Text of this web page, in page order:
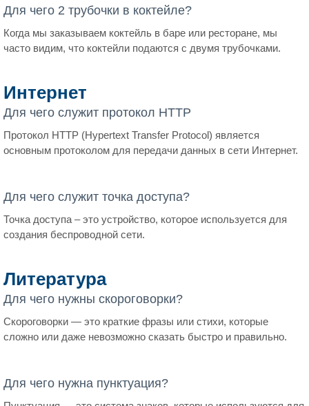
Для чего 2 трубочки в коктейле?
Когда мы заказываем коктейль в баре или ресторане, мы
часто видим, что коктейли подаются с двумя трубочками.
Интернет
Для чего служит протокол HTTP
Протокол HTTP (Hypertext Transfer Protocol) является
основным протоколом для передачи данных в сети Интернет.
Для чего служит точка доступа?
Точка доступа – это устройство, которое используется для
создания беспроводной сети.
Литература
Для чего нужны скороговорки?
Скороговорки — это краткие фразы или стихи, которые
сложно или даже невозможно сказать быстро и правильно.
Для чего нужна пунктуация?